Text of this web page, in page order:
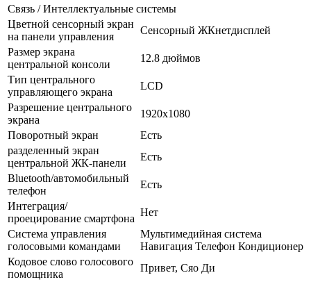
Связь / Интеллектуальные системы
Цветной сенсорный экран
на панели управления
Сенсорный ЖКнетдисплей
Размер экрана
центральной консоли
12.8 дюймов
Тип центрального
управляющего экрана
LCD
Разрешение центрального
экрана
1920x1080
Поворотный экран
Есть
разделенный экран
центральной ЖК-панели
Есть
Bluetooth/автомобильный
телефон
Есть
Интеграция/
проецирование смартфона
Нет
Система управления
голосовыми командами
Мультимедийная система
Навигация Телефон Кондиционер
Кодовое слово голосового
помощника
Привет, Сяо Ди